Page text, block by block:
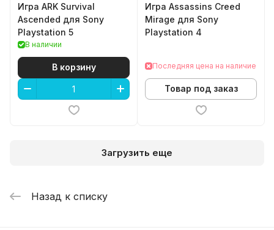
Игра ARK Survival
Ascended для Sony
Playstation 5
В наличии
В корзину
Игра Assassins Creed
Mirage для Sony
Playstation 4
Последняя цена на наличие
Товар под заказ
Загрузить еще
Назад к списку